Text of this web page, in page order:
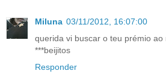
Miluna 03/11/2012, 16:07:00
querida vi buscar o teu prémio ao
***beijitos
Responder